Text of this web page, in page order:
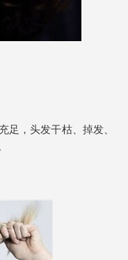
足，头发干枯、掉发、